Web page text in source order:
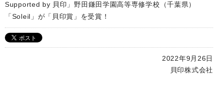
Supported by 貝印」野田鎌田学園高等専修学校（千葉県）
「Soleil」が「貝印賞」を受賞！
2022年9月26日
貝印株式会社